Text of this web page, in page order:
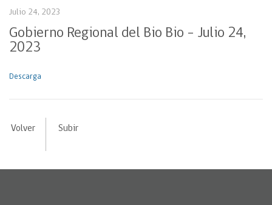
Julio 24, 2023
Gobierno Regional del Bio Bio – Julio 24,
2023
Descarga
Volver Subir